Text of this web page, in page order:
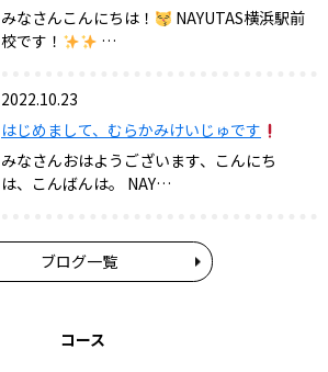
みなさんこんにちは！
NAYUTAS横浜駅前
校です！
…
2022.10.23
はじめまして、むらかみけいじゅです
みなさんおはようございます、こんにち
は、こんばんは。 NAY…
ブログ一覧
コース